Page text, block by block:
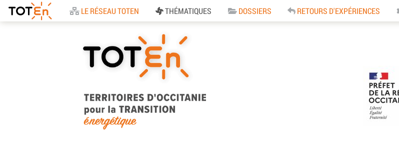
Accueil
LE RÉSEAU TOTEN THÉMATIQUES DOSSIERS RETOURS D'EXPÉRIENCES